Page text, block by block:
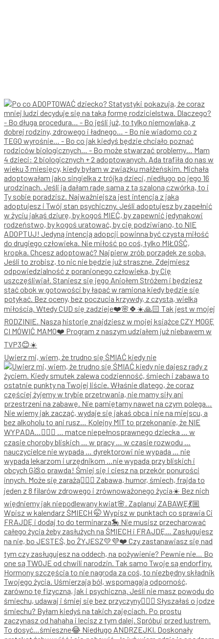
Uwierz mi, wiem, że trudno się ŚMIAĆ kiedy nie